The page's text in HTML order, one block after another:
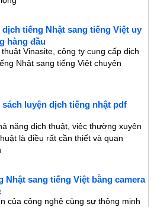
tiếng Nhật sang tiếng Việt uy
hàng đầu
Vinasite, công ty cung cấp dịch
Nhật sang tiếng Việt chuyên
luyện dịch tiếng nhật pdf
năng dịch thuật, việc thường xuyên
là điều rất cần thiết và quan
Nhật sang tiếng Việt bằng camera
của công nghệ cùng sự thông minh